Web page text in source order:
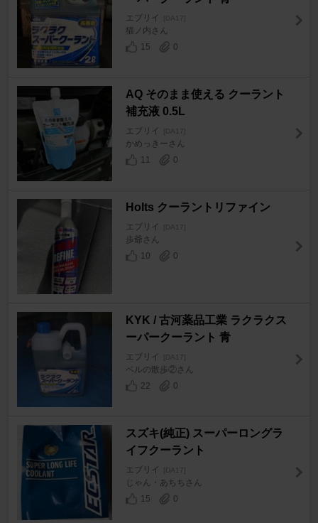
エブリイ [DA17]
猫ノ内さん
15
0
AQ そのまま使える クーラント
補充液 0.5L
エブリイ [DA17]
かめっきーさん
11
0
Holts クーラントリファイン
エブリイ [DA17]
歩爺さん
10
0
KYK / 古河薬品工業 ラクラクス
ーパークーラント 青
エブリイ [DA17]
ベルの散歩②さん
22
0
スズキ(純正) スーパーロングラ
イフクーラント
エブリイ [DA17]
じゃん・あちちさん
15
0